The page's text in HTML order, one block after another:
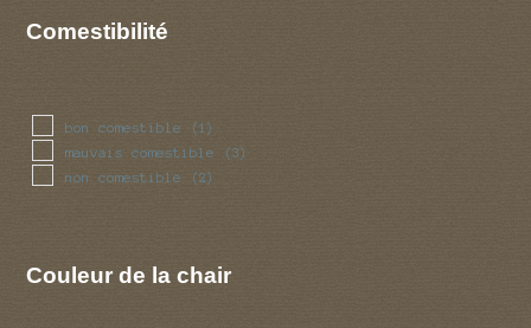
Comestibilité
bon comestible (1)
mauvais comestible (3)
non comestible (2)
Couleur de la chair